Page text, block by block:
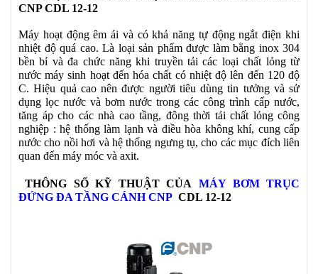
CNP CDL 12-12
Máy hoạt động êm ái và có khả năng tự động ngắt điện khi
nhiệt độ quá cao. Là loại sản phẩm được làm bằng inox 304
bền bỉ và đa chức năng khi truyền tải các loại chất lỏng từ
nước máy sinh hoạt đến hóa chất có nhiệt độ lên đến 120 độ
C. Hiệu quả cao nên được người tiêu dùng tin tưởng và sử
dụng lọc nước và bơm nước trong các công trình cấp nước,
tăng áp cho các nhà cao tầng, đông thời tải chất lỏng công
nghiệp : hệ thống làm lạnh và điều hòa không khí, cung cấp
nước cho nồi hơi và hệ thống ngưng tụ, cho các mục đích liên
quan đến máy móc và axit.
THÔNG SỐ KỸ THUẬT CỦA MÁY BƠM TRỤC
ĐỨNG ĐA TẦNG CÁNH CNP CDL 12-12